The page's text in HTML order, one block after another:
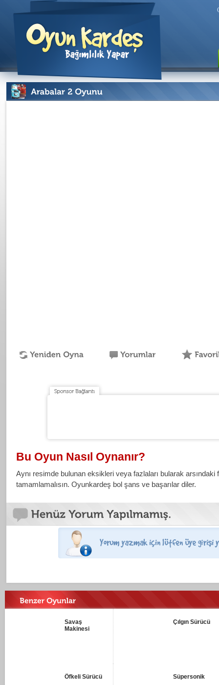
Bu Oyun Nasıl Oynanır?
Aynı resimde bulunan eksikleri veya fazlaları bularak arsındaki
tamamlamalısın. Oyunkardeş bol şans ve başarılar diler.
Savaş
Makinesi
Çılgın Sürücü
Öfkeli Sürücü Süpersonik